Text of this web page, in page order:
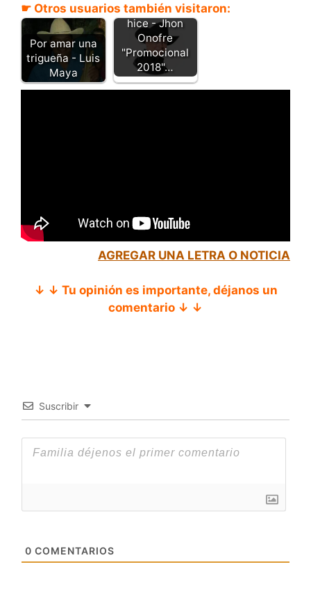
☛ Otros usuarios también visitaron:
Por amar una
trigueña - Luis
Maya
Como yo lo
hice - Jhon
Onofre
"Promocional
2018"…
AGREGAR UNA LETRA O NOTICIA
↓ ↓ Tu opinión es importante, déjanos un
comentario ↓ ↓
Suscribir
0 COMENTARIOS